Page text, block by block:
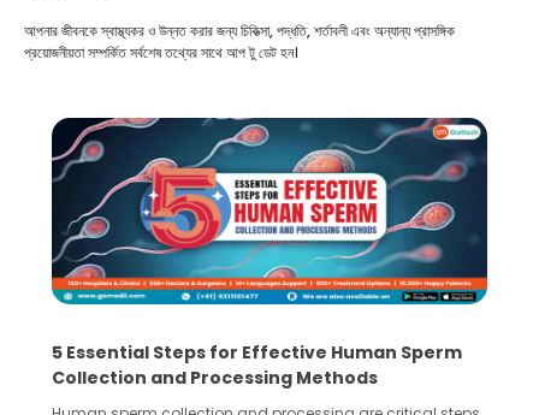
আপনার জীবনকে স্বাস্থ্যকর ও উন্নত করার জন্য চিকিত্সা, পদ্ধতি, শর্তাবলী এবং অন্যান্য প্রাসঙ্গিক
প্রয়োজনীয়তা সম্পর্কিত সর্বশেষ তথ্যের সাথে আপ টু ডেট হন।
5 Essential Steps for Effective Human Sperm
Collection and Processing Methods